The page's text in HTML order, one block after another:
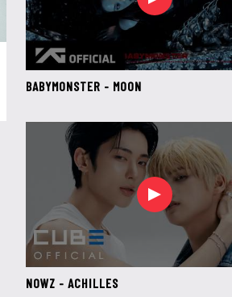
BABYMONSTER - MOON
NOWZ - ACHILLES